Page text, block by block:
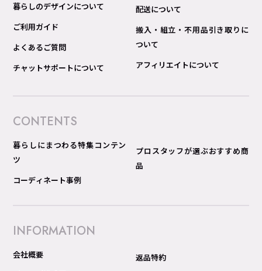
暮らしのデザインについて
ご利用ガイド
よくあるご質問
チャットサポートについて
配送について
搬入・組立・不用品引き取りに
ついて
アフィリエイトについて
CONTENTS
暮らしにまつわる特集コンテン
ツ
コーディネート事例
プロスタッフが選ぶおすすめ商
品
INFORMATION
会社概要
返品特約